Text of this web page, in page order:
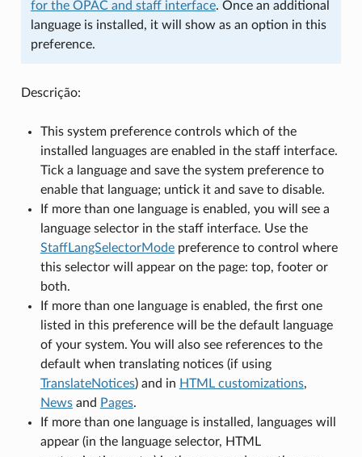
for the OPAC and staff interface. Once an additional
language is installed, it will show as an option in this
preference.
Descrição:
This system preference controls which of the
installed languages are enabled in the staff interface.
Tick a language and save the system preference to
enable that language; untick it and save to disable.
If more than one language is enabled, you will see a
language selector in the staff interface. Use the
StaffLangSelectorModepreference to control where
this selector will appear on the page: top, footer or
both.
If more than one language is enabled, the first one
listed in this preference will be the default language
of your system. You will also see references to the
default when translating notices (if using
TranslateNotices) and in HTML customizations,
Newsand Pages.
If more than one language is installed, languages will
appear (in the language selector, HTML